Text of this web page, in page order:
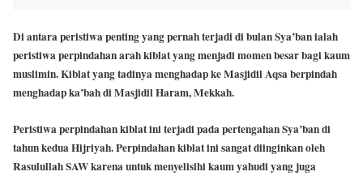
Di antara peristiwa penting yang pernah terjadi di bulan Sya’ban ialah
peristiwa perpindahan arah kiblat yang menjadi momen besar bagi kaum
muslimin. Kiblat yang tadinya menghadap ke Masjidil Aqsa berpindah
menghadap ka’bah di Masjidil Haram, Mekkah.
Peristiwa perpindahan kiblat ini terjadi pada pertengahan Sya’ban di
tahun kedua Hijriyah. Perpindahan kiblat ini sangat diinginkan oleh
Rasulullah SAW karena untuk menyelisihi kaum yahudi yang juga